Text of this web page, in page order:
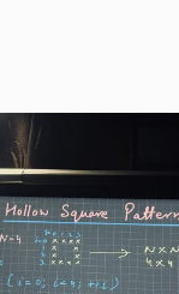
QUEL
ÂGE
LEUR
DEMANDER
LEUR
ACCORD
?